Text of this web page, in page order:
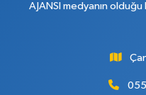
AJANSI medyanın